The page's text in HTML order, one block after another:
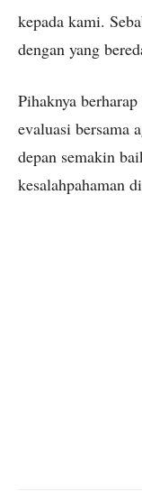
kepada kami.
dengan yang
Pihaknya
evaluasi bersama
depan semakin
kesalahpahaman